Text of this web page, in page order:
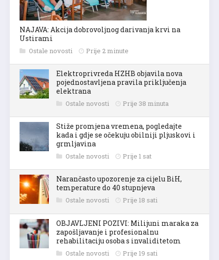
NAJAVA: Akcija dobrovoljnog darivanja krvi na
Ustirami
Ostale novosti Prije 2 minute
Elektroprivreda HZHB objavila nova
pojednostavljena pravila priključenja
elektrana
Ostale novosti Prije 38 minuta
Stiže promjena vremena, pogledajte
kada i gdje se očekuju obilniji pljuskovi i
grmljavina
Ostale novosti Prije 1 sat
Narančasto upozorenje za cijelu BiH,
temperature do 40 stupnjeva
Ostale novosti Prije 18 sati
OBJAVLJENI POZIVI: Milijuni maraka za
zapošljavanje i profesionalnu
rehabilitaciju osoba s invaliditetom
Ostale novosti Prije 19 sati